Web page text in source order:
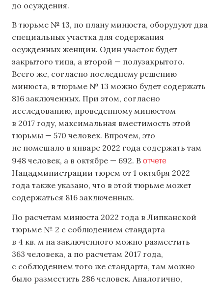
до осуждения.
В тюрьме № 13, по плану минюста, оборудуют два
специальных участка для содержания
осужденных женщин. Один участок будет
закрытого типа, а второй — полузакрытого.
Всего же, согласно последнему решению
минюста, в тюрьме № 13 можно будет содержать
816 заключенных. При этом, согласно
исследованию, проведенному минюстом
в 2017 году, максимальная вместимость этой
тюрьмы — 570 человек. Впрочем, это
не помешало в январе 2022 года содержать там
948 человек, а в октябре — 692. В отчете
Нацадминистрации тюрем от 1 октября 2022
года также указано, что в этой тюрьме может
содержаться 816 заключенных.
По расчетам минюста 2022 года в Липканской
тюрьме № 2 с соблюдением стандарта
в 4 кв. м на заключенного можно разместить
363 человека, а по расчетам 2017 года,
с соблюдением того же стандарта, там можно
было разместить 286 человек. Аналогично,